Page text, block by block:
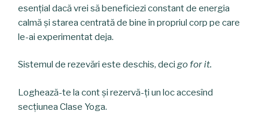
esențial dacă vrei să beneficiezi constant de energia
calmă și starea centrată de bine în propriul corp pe care
le-ai experimentat deja.
Sistemul de rezevări este deschis, deci go for it.
Loghează-te la cont și rezervă-ți un loc accesînd
secțiunea Clase Yoga.